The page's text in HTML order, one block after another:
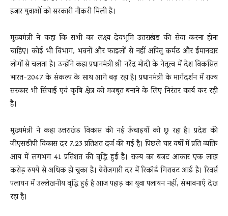
हजार युवाओं को सरकारी नौकरी मिली है।
मुख्यमंत्री ने कहा कि सभी का लक्ष्य देवभूमि उत्तराखंड की सेवा करना होना
चाहिए। कोई भी विभाग, भवनों और फाइलों से नहीं अपितु कर्मठ और ईमानदार
लोगों से चलता है। उन्होंने कहा प्रधानमंत्री श्री नरेंद्र मोदी के नेतृत्व में देश विकसित
भारत-2047 के संकल्प के साथ आगे बढ़ रहा है। प्रधानमंत्री के मार्गदर्शन में राज्य
सरकार भी सिंचाई एवं कृषि क्षेत्र को मजबूत बनाने के लिए निरंतर कार्य कर रही
है।
मुख्यमंत्री ने कहा उत्तराखंड विकास की नई ऊँचाइयों को छू रहा है। प्रदेश की
जीएसडीपी विकास दर 7.23 प्रतिशत दर्ज की गई है। पिछले चार वर्षों में प्रति व्यक्ति
आय में लगभग 41 प्रतिशत की वृद्धि हुई है। राज्य का बजट आकार एक लाख
करोड़ रुपये से अधिक हो चुका है। बेरोजगारी दर में रिकॉर्ड गिरावट आई है। रिवर्स
पलायन में उल्लेखनीय वृद्धि हुई है आज पहाड़ का युवा पलायन नहीं, संभावनाएँ देख
रहा है।